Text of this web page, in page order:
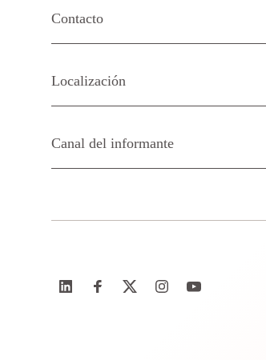
Contacto
Localización
Canal del informante